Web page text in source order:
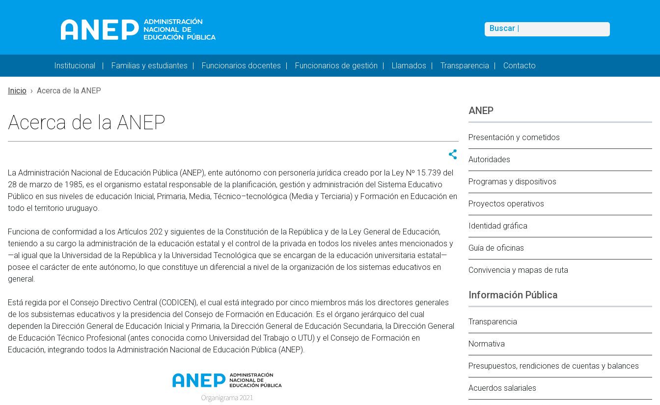
Buscar
Buscar |
Navegación principal - DESKTOP
Institucional Familias y estudiantes Funcionarios docentes Funcionarios de gestión Llamados Transparencia Contacto
Inicio Acerca de la ANEP
Acerca de la ANEP
La Administración Nacional de Educación Pública (ANEP), ente autónomo con personería jurídica creado por la Ley Nº 15.739 del
28 de marzo de 1985, es el organismo estatal responsable de la planificación, gestión y administración del Sistema Educativo
Público en sus niveles de educación Inicial, Primaria, Media, Técnico–tecnológica (Media y Terciaria) y Formación en Educación en
todo el territorio uruguayo.
Funciona de conformidad a los Artículos 202 y siguientes de la Constitución de la República y de la Ley General de Educación,
teniendo a su cargo la administración de la educación estatal y el control de la privada en todos los niveles antes mencionados y
—al igual que la Universidad de la República y la Universidad Tecnológica que se encargan de la educación universitaria estatal—
posee el carácter de ente autónomo, lo que constituye un diferencial a nivel de la organización de los sistemas educativos en
general.
Está regida por el Consejo Directivo Central (CODICEN), el cual está integrado por cinco miembros más los directores generales
de los subsistemas educativos y la presidencia del Consejo de Formación en Educación. Es el órgano jerárquico del cual
dependen la Dirección General de Educación Inicial y Primaria, la Dirección General de Educación Secundaria, la Dirección General
de Educación Técnico Profesional (antes conocida como Universidad del Trabajo o UTU) y el Consejo de Formación en
Educación, integrando todos la Administración Nacional de Educación Pública (ANEP).
ANEP
Presentación y cometidos
Autoridades
Programas y dispositivos
Proyectos operativos
Identidad gráfica
Guía de oficinas
Convivencia y mapas de ruta
Información Pública
Transparencia
Normativa
Presupuestos, rendiciones de cuentas y balances
Acuerdos salariales